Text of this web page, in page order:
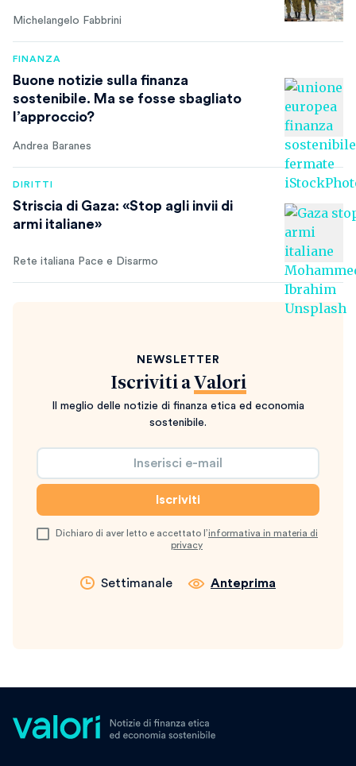
Michelangelo Fabbrini
FINANZA
Buone notizie sulla finanza
sostenibile. Ma se fosse sbagliato
l’approccio?
Andrea Baranes
DIRITTI
Striscia di Gaza: «Stop agli invii di
armi italiane»
Rete italiana Pace e Disarmo
NEWSLETTER
Iscriviti a Valori
Il meglio delle notizie di finanza etica ed economia
sostenibile.
Dichiaro di aver letto e accettato l’informativa in materia di
privacy
Settimanale Anteprima